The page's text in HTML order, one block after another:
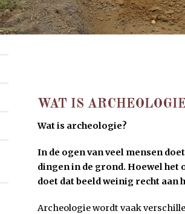
•
WAT IS
Wat is archeologie?
In de ogen van veel mensen
dingen in de grond. Hoewel het
doet dat beeld weinig recht aan
Archeologie wordt vaak